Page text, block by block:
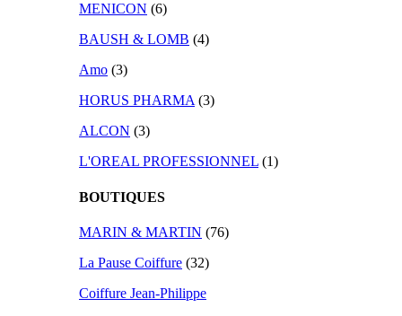
MENICON (6)
BAUSH & LOMB (4)
Amo (3)
HORUS PHARMA (3)
ALCON (3)
L'OREAL PROFESSIONNEL (1)
BOUTIQUES
MARIN & MARTIN (76)
La Pause Coiffure (32)
Coiffure Jean-Philippe